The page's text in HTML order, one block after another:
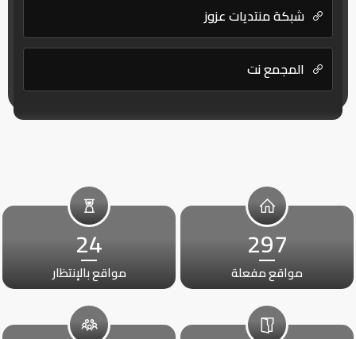
شبكة منتديات عزوز
المجمع نت
297
مواقع مفعلة
24
مواقع بالإنتظار